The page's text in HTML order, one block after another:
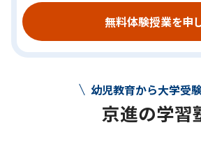
無料体験授業を申
幼児教育から大学受
京進の学習